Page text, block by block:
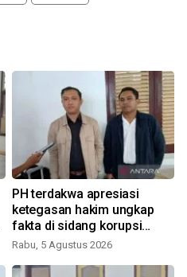
PH terdakwa apresiasi
ketegasan hakim ungkap
fakta di sidang korupsi
Waterfront City Samosir
Rabu, 5 Agustus 2026